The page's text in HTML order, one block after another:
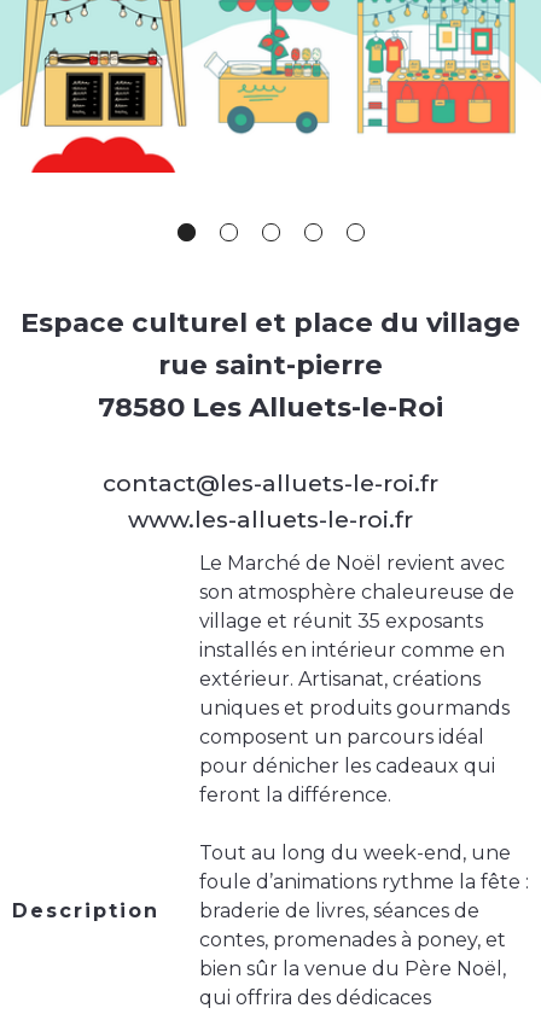
Espace culturel et place du village
rue saint-pierre
78580 Les Alluets-le-Roi
contact@les-alluets-le-roi.fr
www.les-alluets-le-roi.fr
Description
Le Marché de Noël revient avec
son atmosphère chaleureuse de
village et réunit 35 exposants
installés en intérieur comme en
extérieur. Artisanat, créations
uniques et produits gourmands
composent un parcours idéal
pour dénicher les cadeaux qui
feront la différence.
Tout au long du week-end, une
foule d’animations rythme la fête :
braderie de livres, séances de
contes, promenades à poney, et
bien sûr la venue du Père Noël,
qui offrira des dédicaces